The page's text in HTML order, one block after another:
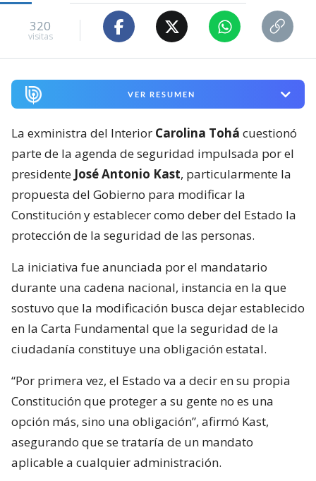
320
visitas
VER RESUMEN
La exministra del Interior Carolina Tohá cuestionó
parte de la agenda de seguridad impulsada por el
presidente José Antonio Kast, particularmente la
propuesta del Gobierno para modificar la
Constitución y establecer como deber del Estado la
protección de la seguridad de las personas.
La iniciativa fue anunciada por el mandatario
durante una cadena nacional, instancia en la que
sostuvo que la modificación busca dejar establecido
en la Carta Fundamental que la seguridad de la
ciudadanía constituye una obligación estatal.
“Por primera vez, el Estado va a decir en su propia
Constitución que proteger a su gente no es una
opción más, sino una obligación”, afirmó Kast,
asegurando que se trataría de un mandato
aplicable a cualquier administración.